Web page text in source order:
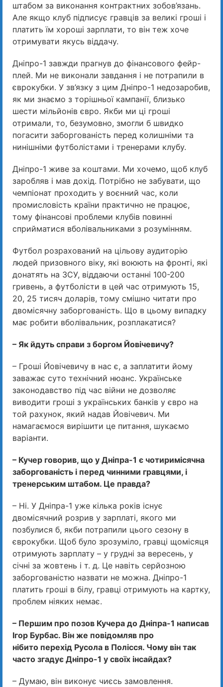
штабом за виконання контрактних зобов’язань.
Але якщо клуб підписує гравців за великі гроші і
платить їм хороші зарплати, то він теж хоче
отримувати якусь віддачу.
Дніпро-1 завжди прагнув до фінансового фейр-
плей. Ми не виконали завдання і не потрапили в
єврокубки. У зв’язку з цим Дніпро-1 недозаробив,
як ми знаємо з торішньої кампанії, близько
шести мільйонів євро. Якби ми ці гроші
отримали, то, безумовно, змогли б швидко
погасити заборгованість перед колишніми та
нинішніми футболістами і тренерами клубу.
Дніпро-1 живе за коштами. Ми хочемо, щоб клуб
заробляв і мав дохід. Потрібно не забувати, що
чемпіонат проходить у воєнний час, коли
промисловість країни практично не працює,
тому фінансові проблеми клубів повинні
сприйматися вболівальниками з розумінням.
Футбол розрахований на цільову аудиторію
людей призовного віку, які воюють на фронті, які
донатять на ЗСУ, віддаючи останні 100-200
гривень, а футболісти в цей час отримують 15,
20, 25 тисяч доларів, тому смішно читати про
двомісячну заборгованість. Що в цьому випадку
має робити вболівальник, розплакатися?
– Як йдуть справи з боргом Йовічевичу?
– Гроші Йовічевичу в нас є, а заплатити йому
заважає суто технічний нюанс. Українське
законодавство під час війни не дозволяє
виводити гроші з українських банків у євро на
той рахунок, який надав Йовічевич. Ми
намагаємося вирішити це питання, шукаємо
варіанти.
– Кучер говорив, що у Дніпра-1 є чотиримісячна
заборгованість і перед чинними гравцями, і
тренерським штабом. Це правда?
– Ні. У Дніпра-1 уже кілька років існує
двомісячний розрив у зарплаті, якого ми
позбулися б, якби потрапили цього сезону в
єврокубки. Щоб було зрозуміло, гравці щомісяця
отримують зарплату – у грудні за вересень, у
січні за жовтень і т. д. Це навіть серйозною
заборгованістю назвати не можна. Дніпро-1
платить гроші в білу, гравці отримують на картку,
проблем ніяких немає.
– Першим про позов Кучера до Дніпра-1 написав
Ігор Бурбас. Він же повідомляв про
нібито перехід Русола в Полісся. Чому він так
часто згадує Дніпро-1 у своїх інсайдах?
– Думаю, він виконує чиєсь замовлення.